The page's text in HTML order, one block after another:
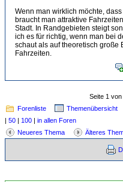
Wenn man wirklich möchte,
braucht man attraktive
Stadt. In Randgebieten steigt
ich es für richtig, wenn man bei
schaut als auf theoretisch große
Fahrzeiten.
Seite 1
Forenliste
Themenübersicht
| 50 | 100 | in allen Foren
Neueres Thema
Älteres